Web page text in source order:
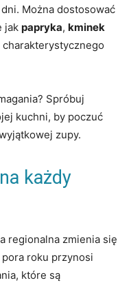
Można dostosować
jak papryka, kminek
charakterystycznego
Spróbuj
kuchni, by poczuć
zupy.
każdy
regionalna zmienia się
roku przynosi
które są